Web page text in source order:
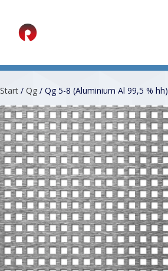
Start / Qg / Qg 5-8 (Aluminium Al 99,5 % hh)